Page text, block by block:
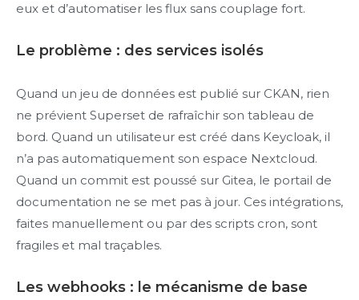
eux et d’automatiser les flux sans couplage fort.
Le problème : des services isolés
Quand un jeu de données est publié sur CKAN, rien
ne prévient Superset de rafraîchir son tableau de
bord. Quand un utilisateur est créé dans Keycloak, il
n’a pas automatiquement son espace Nextcloud.
Quand un commit est poussé sur Gitea, le portail de
documentation ne se met pas à jour. Ces intégrations,
faites manuellement ou par des scripts cron, sont
fragiles et mal traçables.
Les webhooks : le mécanisme de base